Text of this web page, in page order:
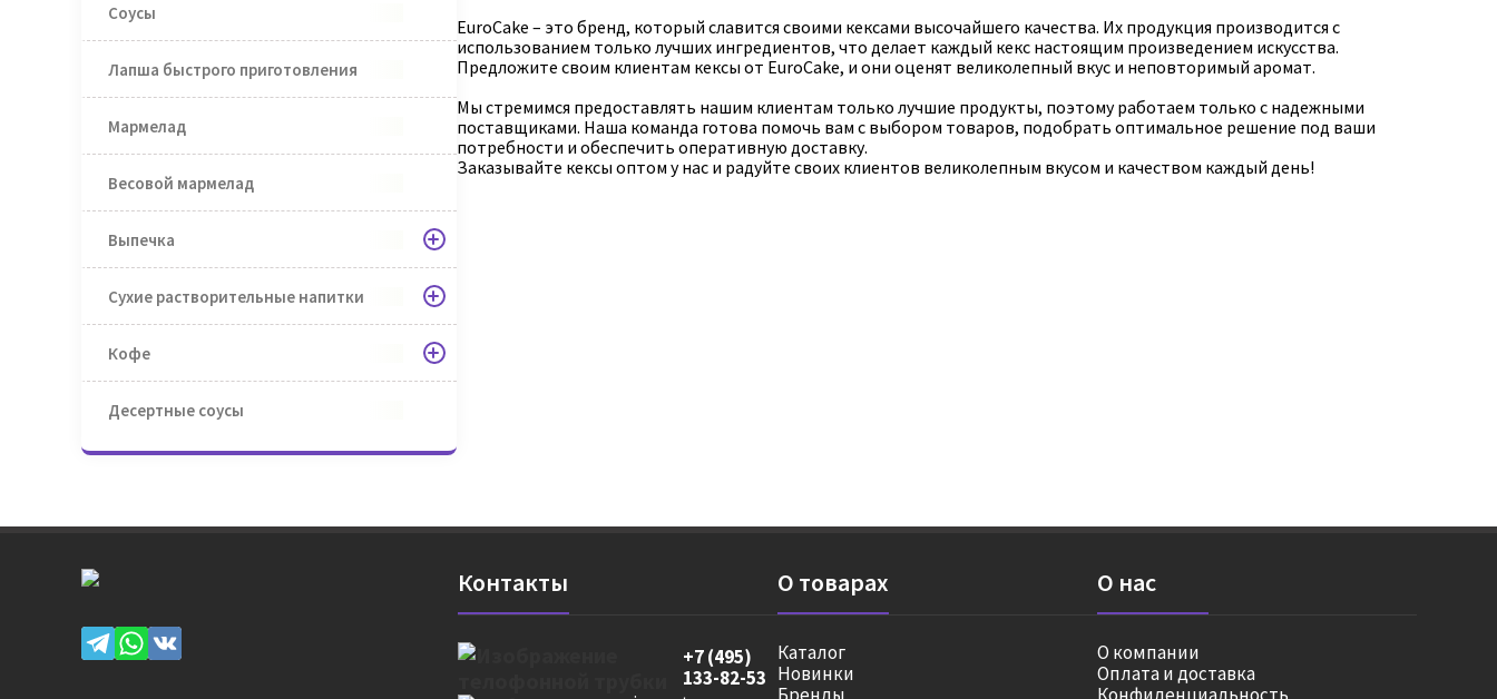
Соусы
Лапша быстрого приготовления
Мармелад
Весовой мармелад
Выпечка
Сухие растворительные напитки
Кофе
Десертные соусы
EuroCake – это бренд, который славится своими кексами высочайшего качества. Их продукция производится с
использованием только лучших ингредиентов, что делает каждый кекс настоящим произведением искусства.
Предложите своим клиентам кексы от EuroCake, и они оценят великолепный вкус и неповторимый аромат.
Мы стремимся предоставлять нашим клиентам только лучшие продукты, поэтому работаем только с надежными
поставщиками. Наша команда готова помочь вам с выбором товаров, подобрать оптимальное решение под ваши
потребности и обеспечить оперативную доставку.
Заказывайте кексы оптом у нас и радуйте своих клиентов великолепным вкусом и качеством каждый день!
Контакты
+7 (495)
133-82-53
О товарах
Каталог
Новинки
О нас
О компании
Оплата и доставка